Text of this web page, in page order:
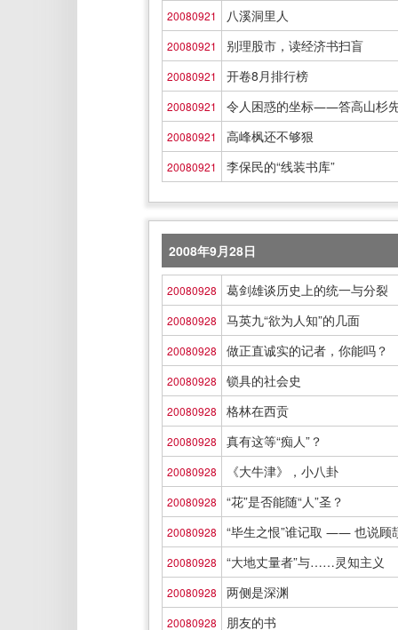
20080921 八溪洞里人
20080921 别理股市，读经济书扫盲
20080921 开卷8月排行榜
20080921 令人困惑的坐标――答高山杉
20080921 高峰枫还不够狠
20080921 李保民的“线装书库”
2008年9月28日
20080928 葛剑雄谈历史上的统一与分裂
20080928 马英九“欲为人知”的几面
20080928 做正直诚实的记者，你能吗？
20080928 锁具的社会史
20080928 格林在西贡
20080928 真有这等“痴人”？
20080928 《大牛津》，小八卦
20080928 “花”是否能随“人”圣？
20080928 “毕生之恨”谁记取 ―― 也说顾
20080928 “大地丈量者”与……灵知主义
20080928 两侧是深渊
20080928 朋友的书